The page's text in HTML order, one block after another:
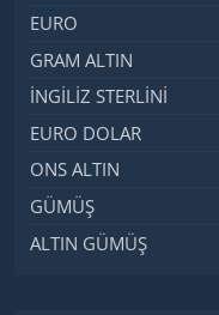
EURO
GRAM ALTIN
İNGILIZ STERLINI
EURO DOLAR
ONS ALTIN
GÜMÜŞ
ALTIN GÜMÜŞ